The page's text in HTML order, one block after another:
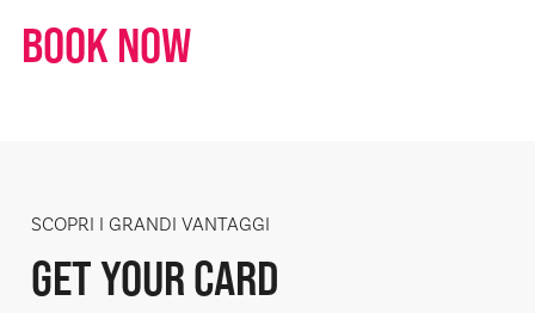
BOOK NOW
SCOPRI I GRANDI VANTAGGI
GET YOUR CARD